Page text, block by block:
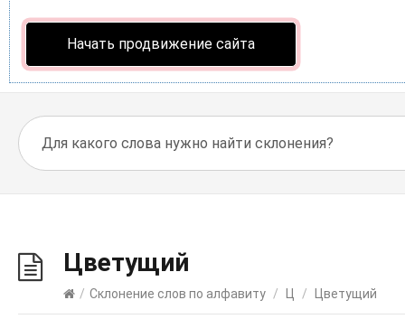
Начать продвижение сайта
Цветущий
/ Склонение слов по алфавиту / / Цветущий